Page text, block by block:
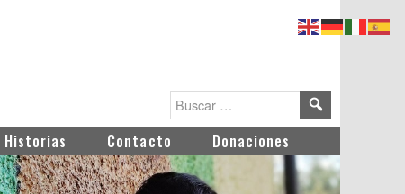
Historias Contacto Donaciones